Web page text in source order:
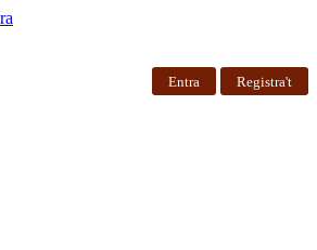
Entra Registra't